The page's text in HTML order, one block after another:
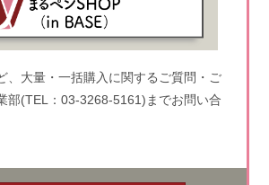
、大量・一括購入に関するご質問・ご
部(TEL：03-3268-5161)までお問い合